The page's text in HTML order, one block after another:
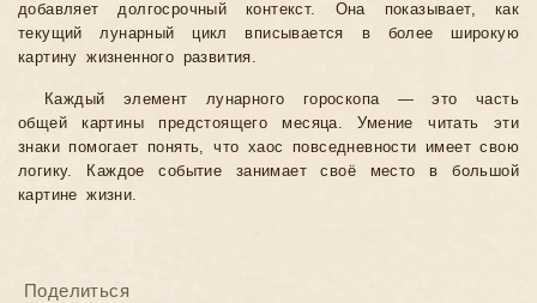
добавляет долгосрочный контекст. Она показывает, как
текущий лунарный цикл вписывается в более широкую
картину жизненного развития.
Каждый элемент лунарного гороскопа — это часть
общей картины предстоящего месяца. Умение читать эти
знаки помогает понять, что хаос повседневности имеет свою
логику. Каждое событие занимает своё место в большой
картине жизни.
Поделиться